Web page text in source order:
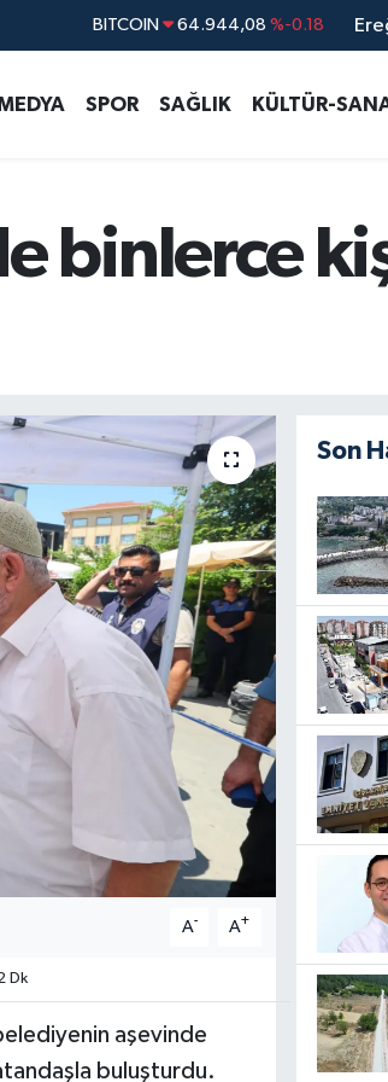
DOLAR 47,7436 %0.18
SPOR SAĞLIK KÜLTÜR-
binlerce
A- A+
Dk
aşevinde
buluşturdu.
Son